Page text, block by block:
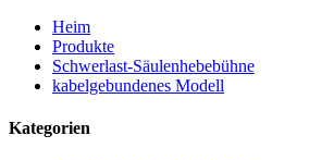
Heim
Produkte
Schwerlast-Säulenhebebühne
kabelgebundenes Modell
Kategorien